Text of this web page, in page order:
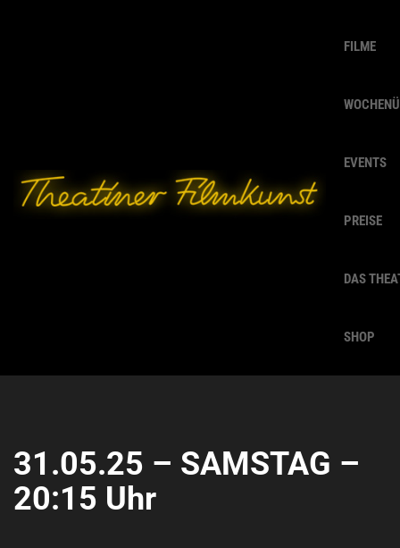
FILME
EVENTS
PREISE
DAS
SHOP
31.05.25 – SAMSTAG –
20:15 Uhr